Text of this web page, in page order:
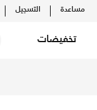
مساعدة التسجيل
تخفيضات